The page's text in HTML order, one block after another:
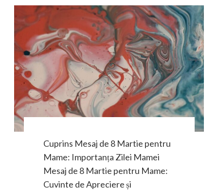
Cuprins Mesaj de 8 Martie pentru
Mame: Importanța Zilei Mamei
Mesaj de 8 Martie pentru Mame:
Cuvinte de Apreciere și